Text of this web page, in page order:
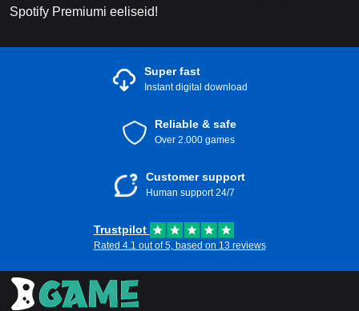
Spotify Premiumi eeliseid!
Super fast
Instant digital download
Reliable & safe
Over 2.000 games
Customer support
Human support 24/7
Trustpilot
Rated 4.1 out of 5, based on 13 reviews